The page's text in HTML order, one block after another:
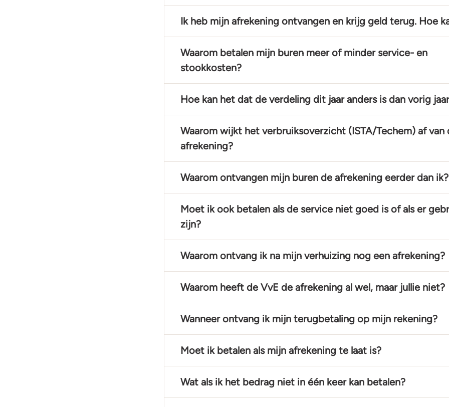
Ik heb mijn afrekening ontvangen en krijg geld terug. Hoe
Waarom betalen mijn buren meer of minder service- en
stookkosten?
Hoe kan het dat de verdeling dit jaar anders is dan vorig
Waarom wijkt het verbruiksoverzicht (ISTA/Techem) af van
afrekening?
Waarom ontvangen mijn buren de afrekening eerder dan ik?
Moet ik ook betalen als de service niet goed is of als er
zijn?
Waarom ontvang ik na mijn verhuizing nog een afrekening?
Waarom heeft de VvE de afrekening al wel, maar jullie niet?
Wanneer ontvang ik mijn terugbetaling op mijn rekening?
Moet ik betalen als mijn afrekening te laat is?
Wat als ik het bedrag niet in één keer kan betalen?